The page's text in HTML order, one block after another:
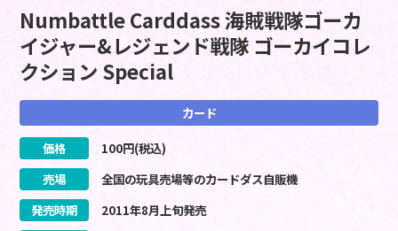
Numbattle Carddass 海賊戦隊ゴーカ
イジャー&レジェンド戦隊 ゴーカイコレ
クション Special
カード
価格 100円(税込)
売場
全国の玩具売場等のカードダス自販機
発売時期
2011年8月上旬発売